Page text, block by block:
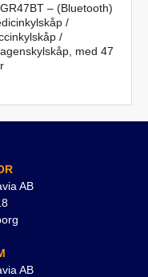
– (Bluetooth)
/
/
med 47
AB
AB